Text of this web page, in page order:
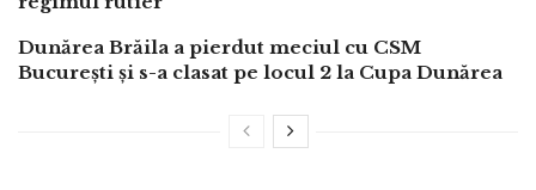
Dunărea Brăila a pierdut meciul cu CSM
București și s-a clasat pe locul 2 la Cupa Dunărea